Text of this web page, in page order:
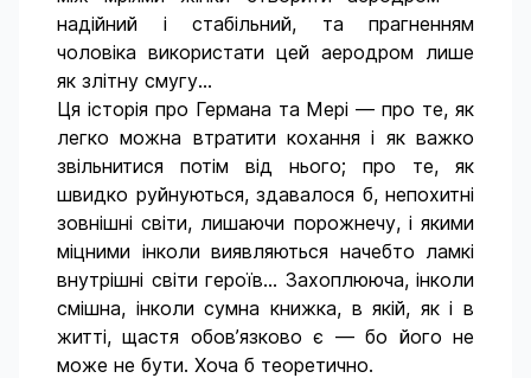
надійний і стабільний, та прагненням
чоловіка використати цей аеродром лише
як злітну смугу...
Ця історія про Германа та Мері — про те, як
легко можна втратити кохання і як важко
звільнитися потім від нього; про те, як
швидко руйнуються, здавалося б, непохитні
зовнішні світи, лишаючи порожнечу, і якими
міцними інколи виявляються начебто ламкі
внутрішні світи героїв... Захоплююча, інколи
смішна, інколи сумна книжка, в якій, як і в
житті, щастя обов’язково є — бо його не
може не бути. Хоча б теоретично.